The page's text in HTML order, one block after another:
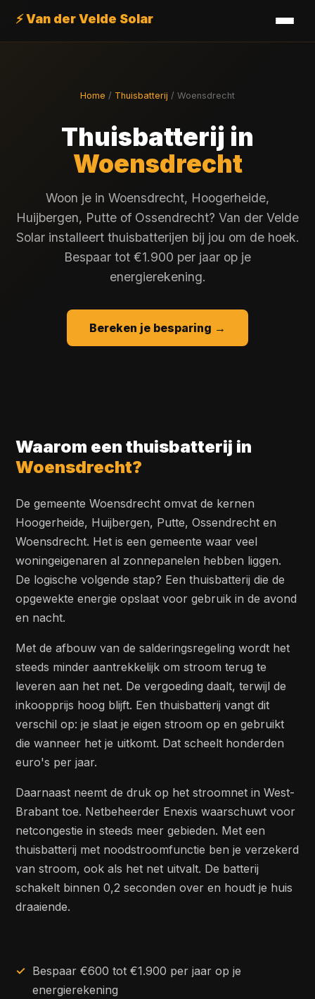
⚡ Van der Velde Solar
Home / Thuisbatterij / Woensdrecht
Thuisbatterij in
Woensdrecht
Woon je in Woensdrecht, Hoogerheide,
Huijbergen, Putte of Ossendrecht? Van der Velde
Solar installeert thuisbatterijen bij jou om de hoek.
Bespaar tot €1.900 per jaar op je
energierekening.
Bereken je besparing →
Waarom een thuisbatterij in
Woensdrecht?
De gemeente Woensdrecht omvat de kernen
Hoogerheide, Huijbergen, Putte, Ossendrecht en
Woensdrecht. Het is een gemeente waar veel
woningeigenaren al zonnepanelen hebben liggen.
De logische volgende stap? Een thuisbatterij die de
opgewekte energie opslaat voor gebruik in de avond
en nacht.
Met de afbouw van de salderingsregeling wordt het
steeds minder aantrekkelijk om stroom terug te
leveren aan het net. De vergoeding daalt, terwijl de
inkoopprijs hoog blijft. Een thuisbatterij vangt dit
verschil op: je slaat je eigen stroom op en gebruikt
die wanneer het je uitkomt. Dat scheelt honderden
euro's per jaar.
Daarnaast neemt de druk op het stroomnet in West-
Brabant toe. Netbeheerder Enexis waarschuwt voor
netcongestie in steeds meer gebieden. Met een
thuisbatterij met noodstroomfunctie ben je verzekerd
van stroom, ook als het net uitvalt. De batterij
schakelt binnen 0,2 seconden over en houdt je huis
draaiende.
Bespaar €600 tot €1.900 per jaar op je
energierekening